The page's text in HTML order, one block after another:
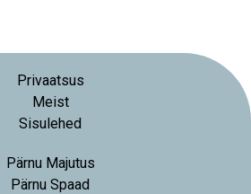
Privaatsus
Meist
Sisulehed
Pärnu Majutus
Pärnu Spaad